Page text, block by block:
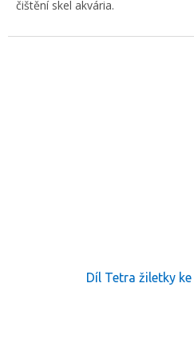
čištění skel akvária.
Díl Tetra žiletky ke